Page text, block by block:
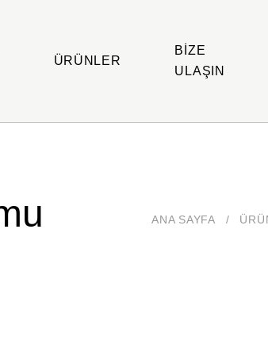
ÜRÜNLER
BIZE
ULAŞIN
ANA SAYFA /